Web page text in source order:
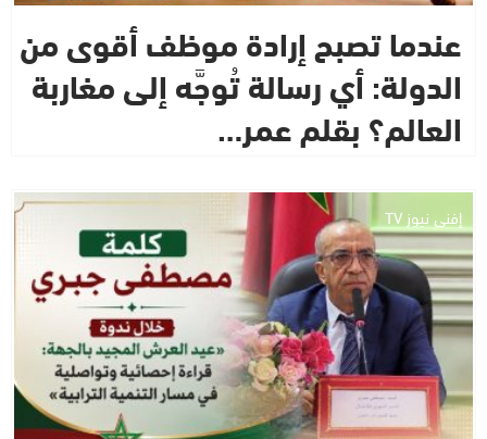
عندما تصبح إرادة موظف أقوى من
الدولة: أي رسالة تُوجَّه إلى مغاربة
العالم؟ بقلم عمر…
إفني نيوز TV